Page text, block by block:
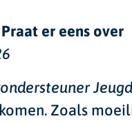
er eens over
Jeugd
Zoals